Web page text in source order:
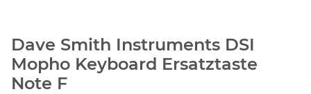
Dave Smith Instruments DSI
Mopho Keyboard Ersatztaste
Note F